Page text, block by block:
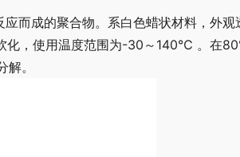
而成的聚合物。系白色蜡状材料，外观
化，使用温度范围为-30～140℃ 。在
。